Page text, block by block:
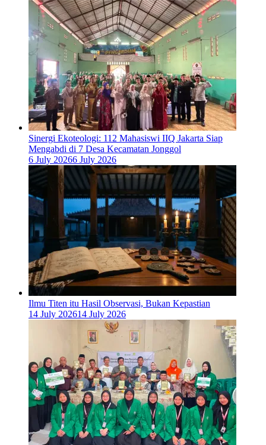
‎Sinergi Ekoteologi: 112 Mahasiswi IIQ Jakarta Siap
Mengabdi di 7 Desa Kecamatan Jonggol
6 July 20266 July 2026
Ilmu Titen itu Hasil Observasi, Bukan Kepastian
14 July 202614 July 2026